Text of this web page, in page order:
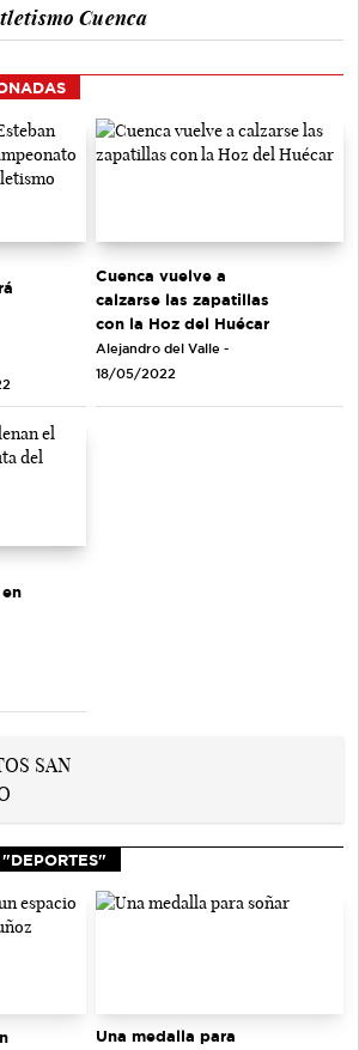
Cuenca
Cuenca vuelve a
calzarse las zapatillas
con la Hoz del Huécar
Alejandro del Valle -
18/05/2022
Una medalla para